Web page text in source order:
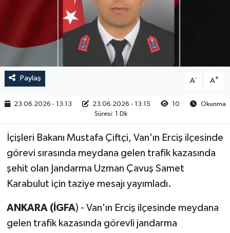
Paylaş A- A+
23.06.2026 - 13:13 23.06.2026 - 13:15 10
Okunma
Süresi: 1 Dk
İçişleri Bakanı Mustafa Çiftçi, Van'ın Erciş ilçesinde
görevi sırasında meydana gelen trafik kazasında
şehit olan Jandarma Uzman Çavuş Samet
Karabulut için taziye mesajı yayımladı.
ANKARA (İGFA) - Van'ın Erciş ilçesinde meydana
gelen trafik kazasında görevli jandarma
RESMİ İLAN